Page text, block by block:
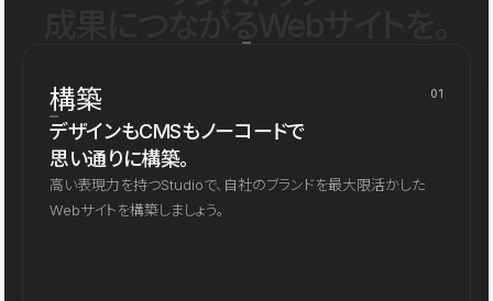
構築 01
デザインもCMSもノーコードで
思い通りに構築。
高い表現力を持つStudioで、自社のブランドを最大限活かした
Webサイトを構築しましょう。